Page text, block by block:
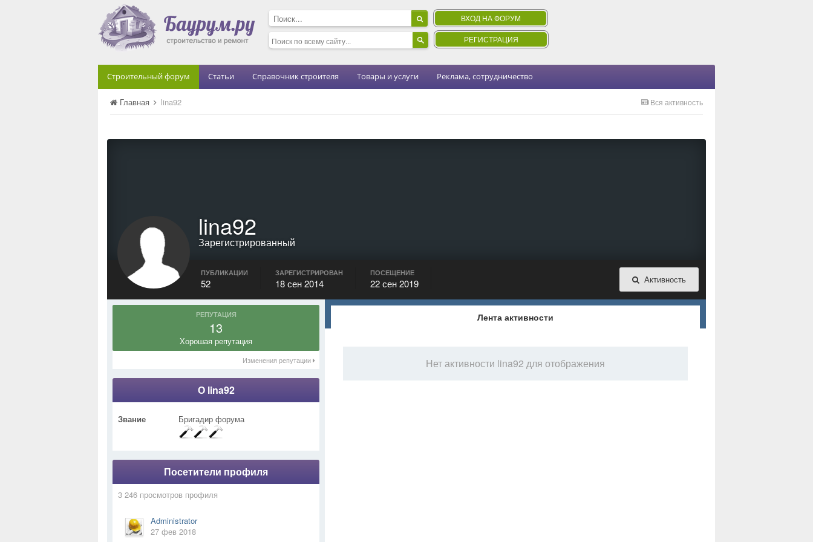
ВХОД НА ФОРУМ
РЕГИСТРАЦИЯ
Строительный форум Статьи Справочник строителя Товары и услуги Реклама, сотрудничество
Вся активность
Главная lina92
lina92
Зарегистрированный
Активность
ПУБЛИКАЦИИ
52
ЗАРЕГИСТРИРОВАН
18 сен 2014
ПОСЕЩЕНИЕ
22 сен 2019
РЕПУТАЦИЯ
13
Хорошая репутация
Изменения репутации
О lina92
Звание Бригадир форума
Посетители профиля
3 246 просмотров профиля
Administrator
27 фев 2018
Лента активности
Нет активности lina92 для отображения